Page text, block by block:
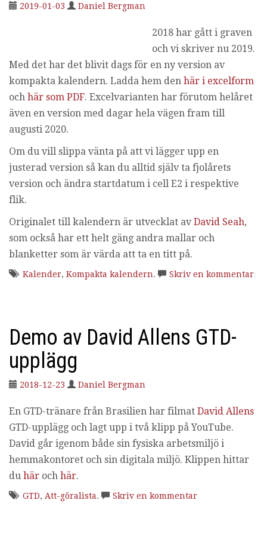
2019-01-03 Daniel Bergman
2018 har gått i graven
och vi skriver nu 2019.
Med det har det blivit dags för en ny version av
kompakta kalendern. Ladda hem den här i excelform
och här som PDF. Excelvarianten har förutom helåret
även en version med dagar hela vägen fram till
augusti 2020.
Om du vill slippa vänta på att vi lägger upp en
justerad version så kan du alltid själv ta fjolårets
version och ändra startdatum i cell E2 i respektive
flik.
Originalet till kalendern är utvecklat avDavid Seah,
som också har ett helt gäng andra mallar och
blanketter som är värda att ta en titt på.
Kalender, Kompakta kalendern. Skriv en kommentar
Demo av David Allens GTD-
upplägg
2018-12-23 Daniel Bergman
En GTD-tränare från Brasilien har filmat David Allens
GTD-upplägg och lagt upp i två klipp på YouTube.
David går igenom både sin fysiska arbetsmiljö i
hemmakontoret och sin digitala miljö. Klippen hittar
du här och här.
GTD, Att-göralista. Skriv en kommentar